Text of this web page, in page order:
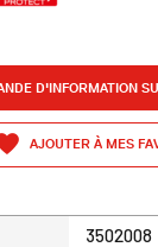
D'INFORMATION
AJOUTER À MES
3502008